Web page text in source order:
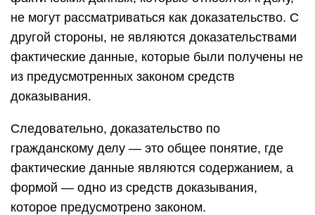
не могут рассматриваться как доказательство. С
другой стороны, не являются доказательствами
фактические данные, которые были получены не
из предусмотренных законом средств
доказывания.
Следовательно, доказательство по
гражданскому делу — это общее понятие, где
фактические данные являются содержанием, а
формой — одно из средств доказывания,
которое предусмотрено законом.